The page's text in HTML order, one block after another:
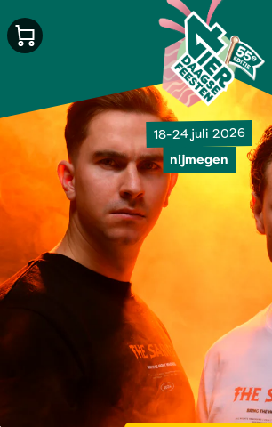
18-24 juli 2026
nijmegen